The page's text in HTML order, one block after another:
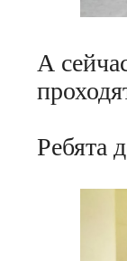
А
Ребята